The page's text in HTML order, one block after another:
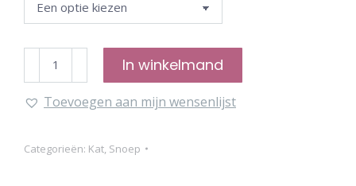
Vleestrainers
aantal
In winkelmand
Toevoegen aan mijn wensenlijst
Categorieën: Kat Snoep